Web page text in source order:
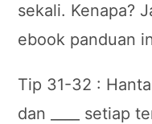
sekali. Kenapa?
ebook panduan
Tip 31-32 :
dan ____ setiap